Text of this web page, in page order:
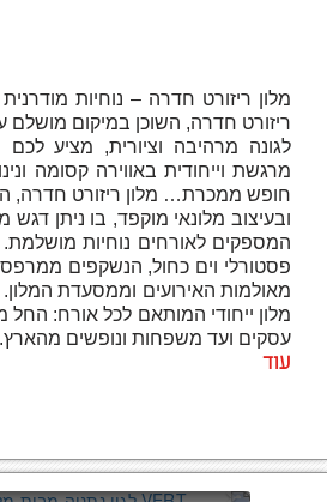
מלון ריזורט חדרה – נוחיות
ריזורט חדרה, השוכן במיקום מושלם
לגונה מרהיבה וציורית, מציע לכם
מרגשת וייחודית באווירה קסומה
חופש ממכרת… מלון ריזורט חדרה,
ובעיצוב מלונאי מוקפד, בו ניתן
המספקים לאורחים נוחיות מושלמת.
פסטורלי וים כחול, הנשקפים
מאולמות האירועים וממסעדת המלון.
מלון ייחודי המותאם לכל אורח: החל
עסקים ועד משפחות ונופשים
עוד